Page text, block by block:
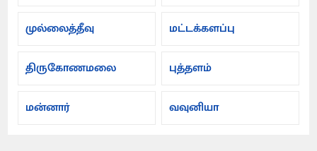
முல்லைத்தீவு மட்டக்களப்பு
திருகோணமலை புத்தளம்
மன்னார் வவுனியா